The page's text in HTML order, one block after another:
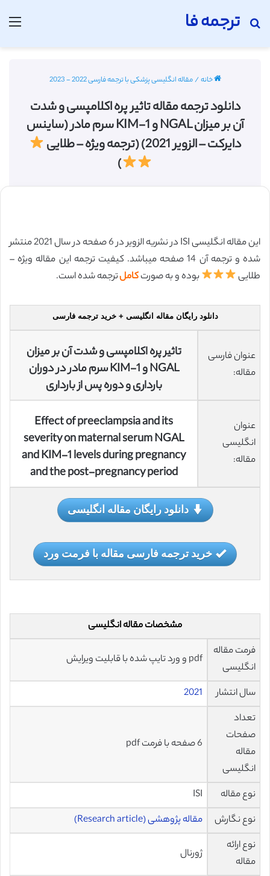
ترجمه فا
جستجو برای
خانه/مقاله انگلیسی پزشکی با ترجمه فارسی 2022 - 2023
دانلود ترجمه مقاله تاثیر پره اکلامپسی و شدت
آن بر میزان NGAL و KIM-1 سرم مادر (ساینس
دایرکت – الزویر 2021) (ترجمه ویژه – طلایی
)
این مقاله انگلیسی ISI در نشریه الزویر در 6 صفحه در سال 2021 منتشر
شده و ترجمه آن 14 صفحه میباشد. کیفیت ترجمه این مقاله ویژه –
طلایی
بوده و به صورتکاملترجمه شده است.
دانلود رایگان مقاله انگلیسی + خرید ترجمه فارسی
عنوان فارسی
مقاله:
تاثیر پره اکلامپسی و شدت آن بر میزان
NGAL و KIM-1 سرم مادر در دوران
بارداری و دوره پس از بارداری
عنوان
انگلیسی
مقاله:
Effect of preeclampsia and its
severity on maternal serum NGAL
and KIM-1 levels during pregnancy
and the post-pregnancy period
دانلود رایگان مقاله انگلیسی
خرید ترجمه فارسی مقاله با فرمت ورد
مشخصات مقاله انگلیسی
فرمت مقاله
انگلیسی
pdf و ورد تایپ شده با قابلیت ویرایش
سال انتشار
2021
تعداد
صفحات
مقاله
انگلیسی
6 صفحه با فرمت pdf
نوع مقاله
ISI
نوع نگارش
مقاله پژوهشی (Research article)
نوع ارائه
مقاله
ژورنال